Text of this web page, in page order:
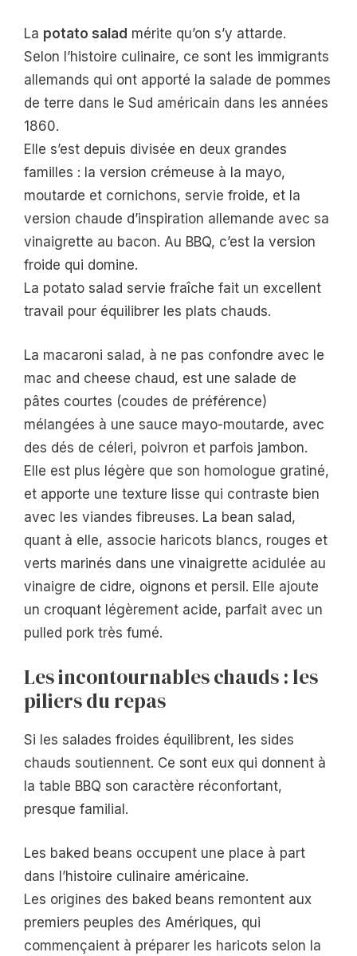
La potato salad mérite qu’on s’y attarde.
Selon l’histoire culinaire, ce sont les immigrants
allemands qui ont apporté la salade de pommes
de terre dans le Sud américain dans les années
1860.
Elle s’est depuis divisée en deux grandes
familles : la version crémeuse à la mayo,
moutarde et cornichons, servie froide, et la
version chaude d’inspiration allemande avec sa
vinaigrette au bacon. Au BBQ, c’est la version
froide qui domine.
La potato salad servie fraîche fait un excellent
travail pour équilibrer les plats chauds.
La macaroni salad, à ne pas confondre avec le
mac and cheese chaud, est une salade de
pâtes courtes (coudes de préférence)
mélangées à une sauce mayo-moutarde, avec
des dés de céleri, poivron et parfois jambon.
Elle est plus légère que son homologue gratiné,
et apporte une texture lisse qui contraste bien
avec les viandes fibreuses. La bean salad,
quant à elle, associe haricots blancs, rouges et
verts marinés dans une vinaigrette acidulée au
vinaigre de cidre, oignons et persil. Elle ajoute
un croquant légèrement acide, parfait avec un
pulled pork très fumé.
Les incontournables chauds : les
piliers du repas
Si les salades froides équilibrent, les sides
chauds soutiennent. Ce sont eux qui donnent à
la table BBQ son caractère réconfortant,
presque familial.
Les baked beans occupent une place à part
dans l’histoire culinaire américaine.
Les origines des baked beans remontent aux
premiers peuples des Amériques, qui
commençaient à préparer les haricots selon la